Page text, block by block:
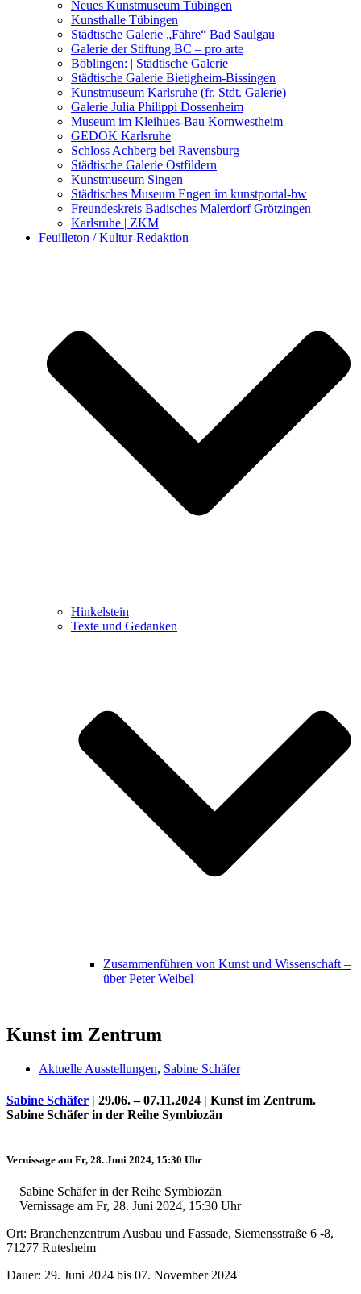
Kunstwettbewerbe, Ausschreibungen für Künstler
Neues Kunstmuseum Tübingen
Kunsthalle Tübingen
Städtische Galerie „Fähre“ Bad Saulgau
Galerie der Stiftung BC – pro arte
Böblingen: | Städtische Galerie
Städtische Galerie Bietigheim-Bissingen
Kunstmuseum Karlsruhe (fr. Stdt. Galerie)
Galerie Julia Philippi Dossenheim
Museum im Kleihues-Bau Kornwestheim
GEDOK Karlsruhe
Schloss Achberg bei Ravensburg
Städtische Galerie Ostfildern
Kunstmuseum Singen
Städtisches Museum Engen im kunstportal-bw
Freundeskreis Badisches Malerdorf Grötzingen
Karlsruhe | ZKM
Feuilleton / Kultur-Redaktion
Hinkelstein
Texte und Gedanken
Zusammenführen von Kunst und Wissenschaft –
über Peter Weibel
Uli Rothfuss
Kunst im Zentrum
Aktuelle Ausstellungen, Sabine Schäfer
Sabine Schäfer | 29.06. – 07.11.2024 | Kunst im Zentrum.
Sabine Schäfer in der Reihe Symbiozän
Vernissage am Fr, 28. Juni 2024, 15:30 Uhr
Sabine Schäfer in der Reihe Symbiozän
Vernissage am Fr, 28. Juni 2024, 15:30 Uhr
Ort: Branchenzentrum Ausbau und Fassade, Siemensstraße 6 -8,
71277 Rutesheim
Dauer: 29. Juni 2024 bis 07. November 2024